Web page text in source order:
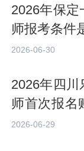
2026年保定
师报考条件
2026-06-30
2026年四川
师首次报名
程演示
2026-06-29